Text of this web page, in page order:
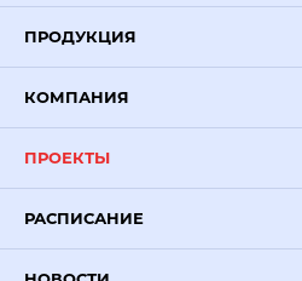
ПРОДУКЦИЯ
КОМПАНИЯ
ПРОЕКТЫ
РАСПИСАНИЕ